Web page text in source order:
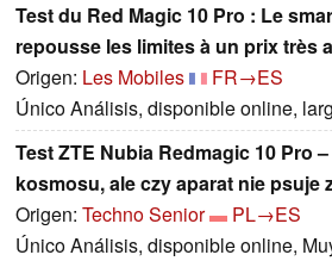
Test du Red Magic 10 Pro : Le
repousse les limites à un prix très
Origen: Les Mobiles
FR→ES
Único Análisis, disponible online,
Test ZTE Nubia Redmagic 10 Pro
kosmosu, ale czy aparat nie psuje
Origen: Techno Senior
PL→ES
Único Análisis, disponible online,